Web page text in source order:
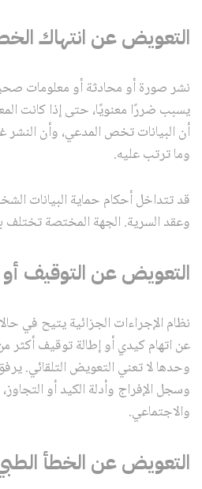
التعويض عن انتهاك
نشر صورة أو محادثة أو معلومات
يسبب ضررًا معنويًا، حتى إذا كانت
أن البيانات تخص المدعي، وأن النشر
وما ترتب عليه.
قد تتداخل أحكام حماية البيانات
وعقد السرية. الجهة المختصة
التعويض عن التوقيف
نظام الإجراءات الجزائية يتيح في
عن اتهام كيدي أو إطالة توقيف أكثر من
وحدها لا تعني التعويض التلقائي.
وسجل الإفراج وأدلة الكيد أو
والاجتماعي.
التعويض عن الخطأ